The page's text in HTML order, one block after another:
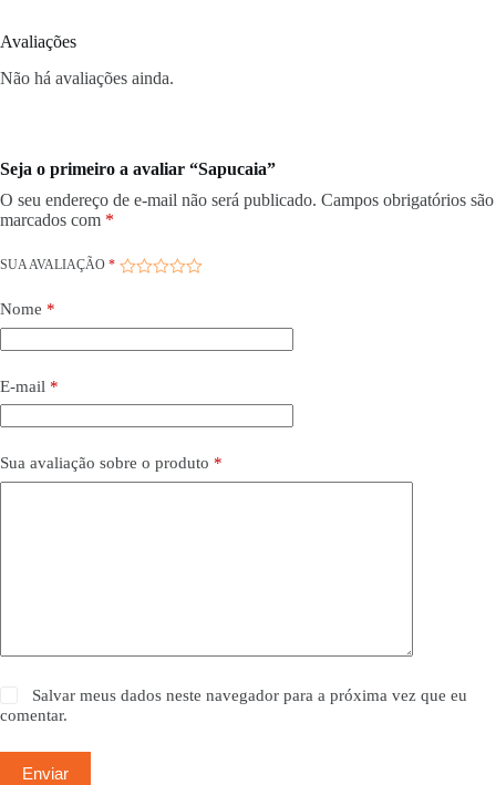
Avaliações
Não há avaliações ainda.
Seja o primeiro a avaliar “Sapucaia”
O seu endereço de e-mail não será publicado. Campos obrigatórios são
marcados com *
SUA AVALIAÇÃO *
Nome *
E-mail *
Sua avaliação sobre o produto *
Salvar meus dados neste navegador para a próxima vez que eu
comentar.
Enviar